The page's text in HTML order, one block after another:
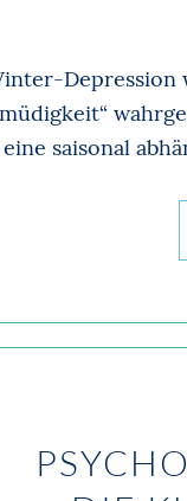
Depression
saisonal